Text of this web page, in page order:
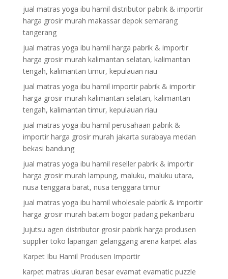
jual matras yoga ibu hamil distributor pabrik & importir
harga grosir murah makassar depok semarang
tangerang
jual matras yoga ibu hamil harga pabrik & importir
harga grosir murah kalimantan selatan, kalimantan
tengah, kalimantan timur, kepulauan riau
jual matras yoga ibu hamil importir pabrik & importir
harga grosir murah kalimantan selatan, kalimantan
tengah, kalimantan timur, kepulauan riau
jual matras yoga ibu hamil perusahaan pabrik &
importir harga grosir murah jakarta surabaya medan
bekasi bandung
jual matras yoga ibu hamil reseller pabrik & importir
harga grosir murah lampung, maluku, maluku utara,
nusa tenggara barat, nusa tenggara timur
jual matras yoga ibu hamil wholesale pabrik & importir
harga grosir murah batam bogor padang pekanbaru
Jujutsu agen distributor grosir pabrik harga produsen
supplier toko lapangan gelanggang arena karpet alas
Karpet Ibu Hamil Produsen Importir
karpet matras ukuran besar evamat evamatic puzzle